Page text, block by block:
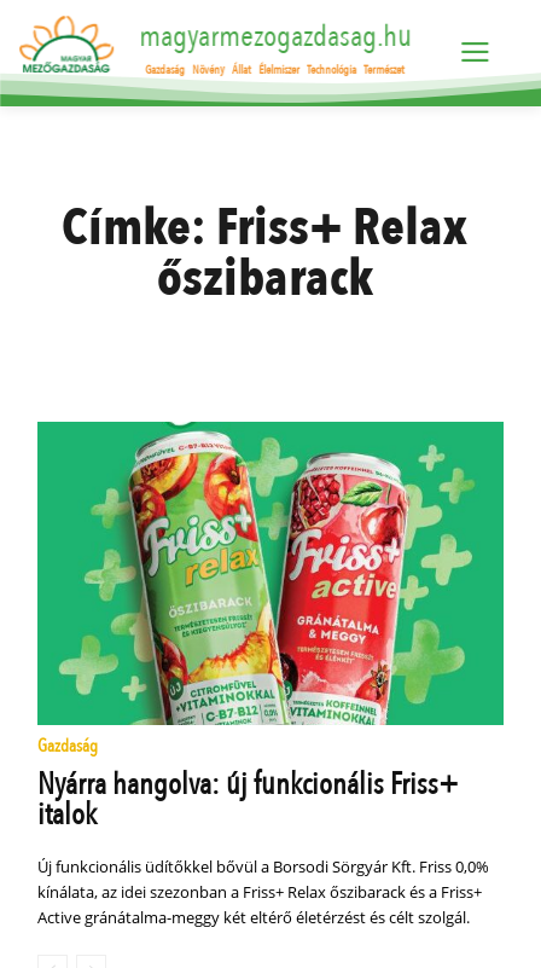
magyarmezogazdasag.hu
Gazdaság Növény Állat Élelmiszer Technológia Természet
Címke: Friss+ Relax
őszibarack
Gazdaság
Nyárra hangolva: új funkcionális Friss+
italok
Új funkcionális üdítőkkel bővül a Borsodi Sörgyár Kft. Friss 0,0%
kínálata, az idei szezonban a Friss+ Relax őszibarack és a Friss+
Active gránátalma-meggy két eltérő életérzést és célt szolgál.